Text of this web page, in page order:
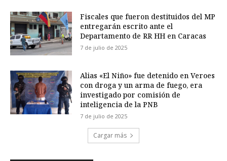
Fiscales que fueron destituidos del MP
entregarán escrito ante el
Departamento de RR HH en Caracas
7 de julio de 2025
Alias «El Niño» fue detenido en Veroes
con droga y un arma de fuego, era
investigado por comisión de
inteligencia de la PNB
7 de julio de 2025
Cargar más